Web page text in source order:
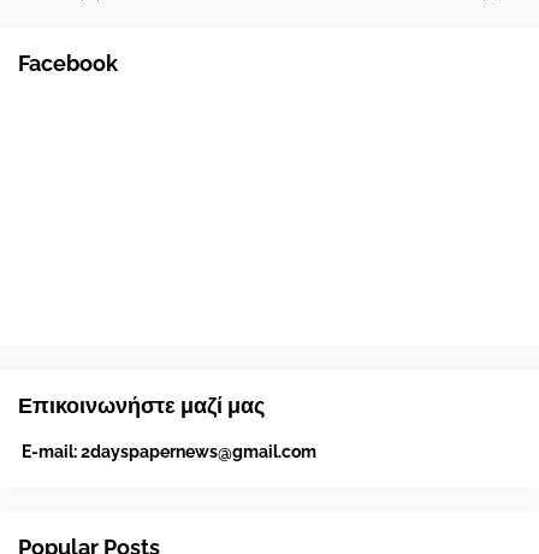
Facebook
Επικοινωνήστε μαζί μας
E-mail:2dayspapernews@gmail.com
Popular Posts